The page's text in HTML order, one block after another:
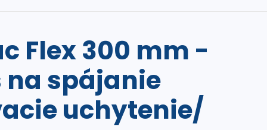
Flex 300 mm -
na spájanie
uchytenie/